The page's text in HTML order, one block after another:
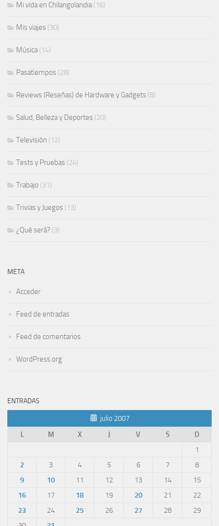
Mi vida en Chilangolandia(16)
Mis viajes (30)
Música(14)
Pasatiempos (28)
Reviews (Reseñas) de Hardware y Gadgets (8)
Salud, Belleza y Deportes (20)
Televisión (12)
Tests y Pruebas (24)
Trabajo (31)
Trivias y Juegos (13)
¿Qué será? (3)
META
Acceder
Feed de entradas
Feed de comentarios
WordPress.org
ENTRADAS
julio 2007
L
M X J V S
D
1
2
3 4 5 6 7
8
9
10 11 12 13 14
15
16
17 18 19 20 21
22
23
24 25 26 27 28
29